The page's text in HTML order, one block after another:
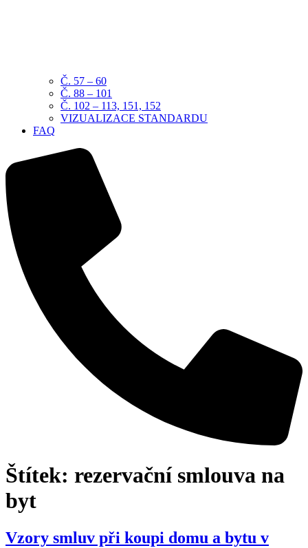
Č. 57 – 60
Č. 88 – 101
Č. 102 – 113, 151, 152
VIZUALIZACE STANDARDU
FAQ
Štítek: rezervační smlouva na
byt
Vzory smluv při koupi domu a bytu v